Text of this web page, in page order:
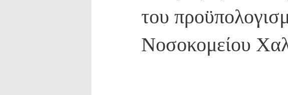
Δικαιώματα ΥΜΑΘ Θεσμοί Ιστορία
του
Νοσοκομείου